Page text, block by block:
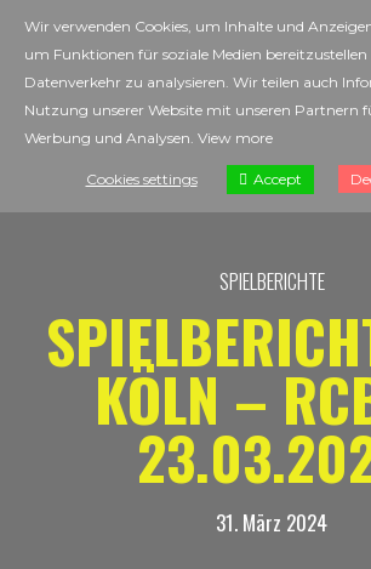
SPIELBERICHTE
KÖLN –
31. März 2024
Wir verwenden Cookies, um Inhalte und
um Funktionen für soziale Medien
Datenverkehr zu analysieren. Wir teilen auch
Nutzung unserer Website mit unseren Partnern
Werbung und Analysen. View more
Cookies settings Accept